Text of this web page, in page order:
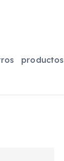
productos